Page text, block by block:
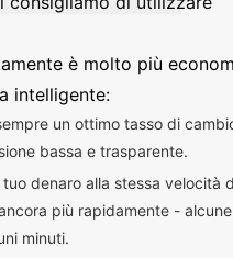
è molto più
intelligente:
un ottimo tasso di
bassa e trasparente.
tuo denaro alla stessa velocità
più rapidamente -
minuti.